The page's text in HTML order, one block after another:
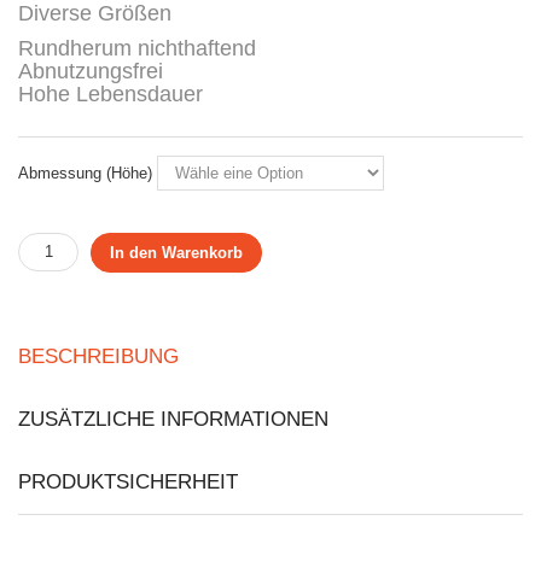
Diverse Größen
Rundherum nichthaftend
Abnutzungsfrei
Hohe Lebensdauer
Abmessung (Höhe)
In den Warenkorb
BESCHREIBUNG
ZUSÄTZLICHE INFORMATIONEN
PRODUKTSICHERHEIT